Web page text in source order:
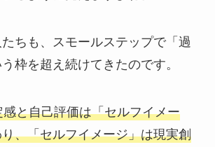
ちも、スモールステップで「過
枠を超え続けてきたのです。
感と自己評価は「セルフイメー
、「セルフイメージ」は現実創